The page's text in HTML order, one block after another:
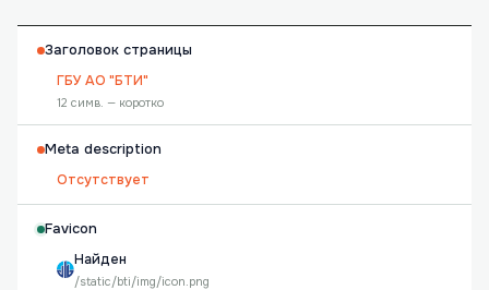
Заголовок страницы
ГБУ АО "БТИ"
12 симв. — коротко
Meta description
Отсутствует
Favicon
Найден
/static/bti/img/icon.png